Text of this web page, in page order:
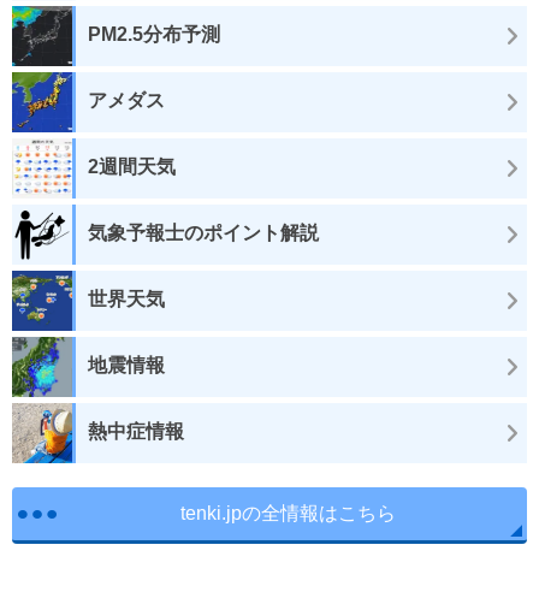
PM2.5分布予測
アメダス
2週間天気
気象予報士のポイント解説
世界天気
地震情報
熱中症情報
tenki.jpの全情報はこちら